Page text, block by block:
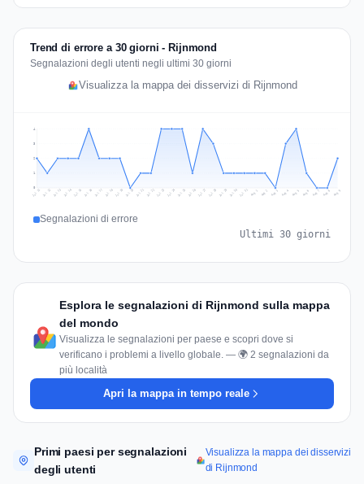
Trend di errore a 30 giorni - Rijnmond
Segnalazioni degli utenti negli ultimi 30 giorni
Visualizza la mappa dei disservizi di Rijnmond
1
2
3
4
Jul 11 Jul 12 Jul 13 Jul 14 Jul 15 Jul 16 Jul 17 Jul 18 Jul 19 Jul 20 Jul 21 Jul 22 Jul 23 Jul 24 Jul 25 Jul 26 Jul 27 Jul 28 Jul 29 Jul 30 Jul 31 Aug 1 Aug 2 Aug 3 Aug 4 Aug 5 Aug 6 Aug 7 Aug 8 Aug 9
Segnalazioni di errore
Ultimi 30 giorni
Esplora le segnalazioni di Rijnmond sulla mappa
del mondo
Visualizza le segnalazioni per paese e scopri dove si
verificano i problemi a livello globale. — 🌍 2 segnalazioni da
più località
Apri la mappa in tempo reale
Primi paesi per segnalazioni
degli utenti
Visualizza la mappa dei disservizi
di Rijnmond